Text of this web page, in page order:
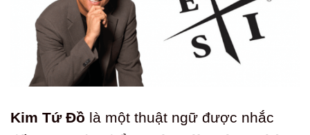
Kim Tứ Đồ là một thuật ngữ được nhắc